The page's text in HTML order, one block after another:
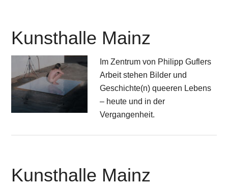
Kunsthalle Mainz
Im Zentrum von Philipp Guflers
Arbeit stehen Bilder und
Geschichte(n) queeren Lebens
– heute und in der
Vergangenheit.
Kunsthalle Mainz